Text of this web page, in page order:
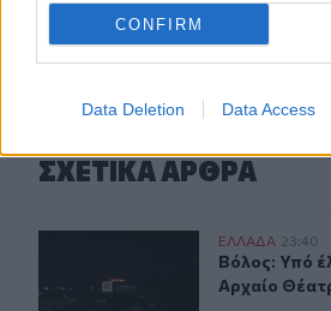
CONFIRM
Data Deletion Data Access
ΠΕΡΙΣΣΟΤΕΡΑ
ΣΧΕΤΙΚA AΡΘΡΑ
Βόλος: Υπό έλεγχο η φωτιά
ΕΛΛAΔΑ 23:40
Βόλος: Υπό
Βόλος: Υπό
Αρχαίο